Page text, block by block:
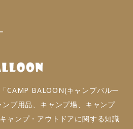
CAMP BALOON(キャンプバルー
プ用品、キャンプ場、キャンプ
ャンプ・アウトドアに関する知識